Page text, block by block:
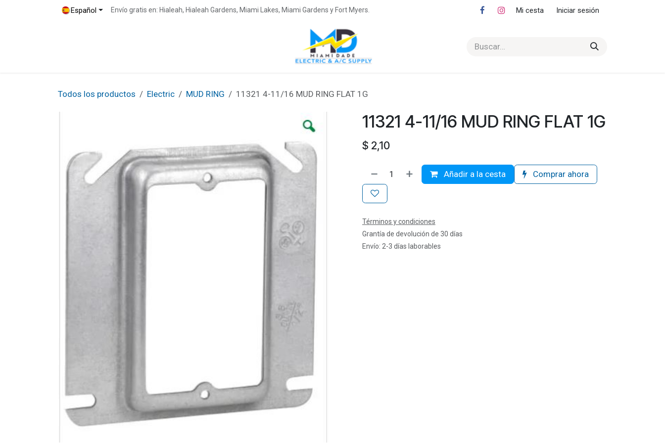
Español Envío gratis en: Hialeah, Hialeah Gardens, Miami Lakes, Miami Gardens y Fort Myers. Mi cesta Iniciar sesión
Todos los productos Electric MUD RING 11321 4-11/16 MUD RING FLAT 1G
11321 4-11/16 MUD RING FLAT 1G
$ 2,10
Añadir a la cesta Comprar ahora
Términos y condiciones
Grantía de devolución de 30 días
Envío: 2-3 días laborables